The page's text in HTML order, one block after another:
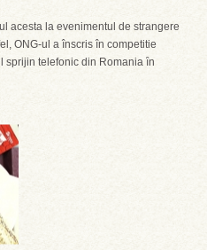
acesta la evenimentul de strangere
ONG-ul a înscris în competitie
sprijin telefonic din Romania ȋn